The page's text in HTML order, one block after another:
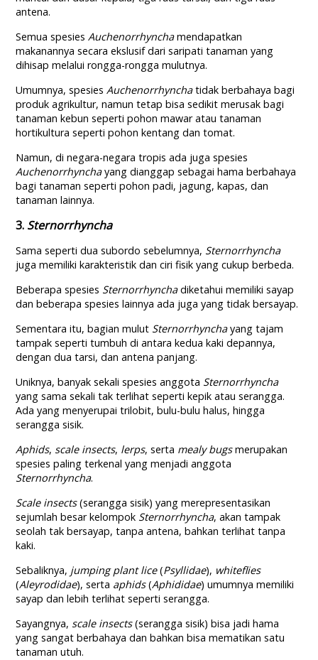
antena.
Semua spesiesAuchenorrhynchamendapatkan
makanannya secara ekslusif dari saripati tanaman yang
dihisap melalui rongga-rongga mulutnya.
Umumnya, spesiesAuchenorrhynchatidak berbahaya bagi
produk agrikultur, namun tetap bisa sedikit merusak bagi
tanaman kebun seperti pohon mawar atau tanaman
hortikultura seperti pohon kentang dan tomat.
Namun, di negara-negara tropis ada juga spesies
Auchenorrhynchayang dianggap sebagai hama berbahaya
bagi tanaman seperti pohon padi, jagung, kapas, dan
tanaman lainnya.
3. Sternorrhyncha
Sama seperti dua subordo sebelumnya, Sternorrhyncha
juga memiliki karakteristik dan ciri fisik yang cukup berbeda.
Beberapa spesies Sternorrhynchadiketahui memiliki sayap
dan beberapa spesies lainnya ada juga yang tidak bersayap.
Sementara itu, bagian mulut Sternorrhynchayang tajam
tampak seperti tumbuh di antara kedua kaki depannya,
dengan dua tarsi, dan antena panjang.
Uniknya, banyak sekali spesies anggota Sternorrhyncha
yang sama sekali tak terlihat seperti kepik atau serangga.
Ada yang menyerupai trilobit, bulu-bulu halus, hingga
serangga sisik.
Aphids, scale insects, lerps, serta mealy bugsmerupakan
spesies paling terkenal yang menjadi anggota
Sternorrhyncha.
Scale insects(serangga sisik) yang merepresentasikan
sejumlah besar kelompok Sternorrhyncha, akan tampak
seolah tak bersayap, tanpa antena, bahkan terlihat tanpa
kaki.
Sebaliknya, jumping plant lice(Psyllidae), whiteflies
(Aleyrodidae), serta aphids(Aphididae) umumnya memiliki
sayap dan lebih terlihat seperti serangga.
Sayangnya, scale insects(serangga sisik) bisa jadi hama
yang sangat berbahaya dan bahkan bisa mematikan satu
tanaman utuh.